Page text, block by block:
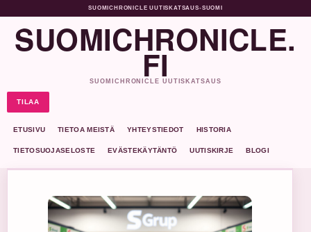
SUOMICHRONICLE UUTISKATSAUS•SUOMI
SUOMICHRONICLE.
FI
SUOMICHRONICLE UUTISKATSAUS
TILAA
ETUSIVU TIETOA MEISTÄ YHTEYSTIEDOT HISTORIA
TIETOSUOJASELOSTE EVÄSTEKÄYTÄNTÖ UUTISKIRJE BLOGI